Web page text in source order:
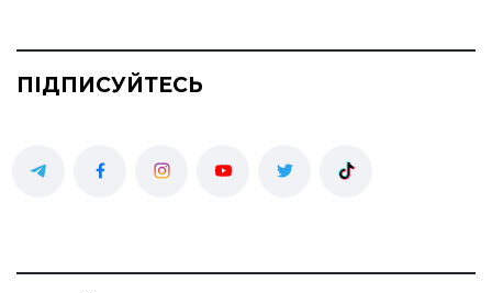
ПІДПИСУЙТЕСЬ